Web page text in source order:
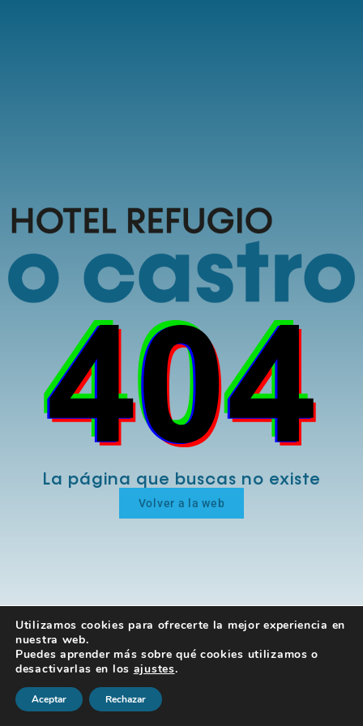
La página que buscas no existe
Volver a la web
Utilizamos cookies para ofrecerte la mejor experiencia en
nuestra web.
Puedes aprender más sobre qué cookies utilizamos o
desactivarlas en los ajustes.
Aceptar Rechazar